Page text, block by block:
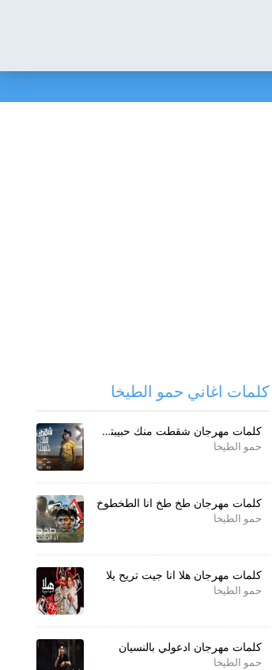
كلمات اغاني حمو الطيخا
كلمات مهرجان شقطت منك حبيبتك ياعم
حمو الطيخا
كلمات مهرجان طخ طخ انا الطخطوخ
حمو الطيخا
كلمات مهرجان هلا انا جيت تريح يلا
حمو الطيخا
كلمات مهرجان ادعولي بالنسيان
حمو الطيخا